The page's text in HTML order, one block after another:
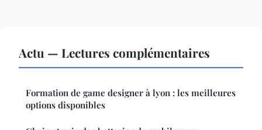
Actu — Lectures complémentaires
Formation de game designer à lyon : les meilleures
options disponibles